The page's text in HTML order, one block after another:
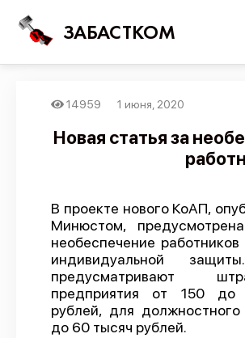
ЗАБАСТКОМ
Поиск
Карта событий
Трудовые конфликты
Отчеты
Предложить
Справочник
14959 1 июня, 2020
Новая статья за
В проекте нового КоАП,
Минюстом,
необеспечение
индивидуальной
предусматривают
предприятия от 150 до
рублей, для
до 60 тысяч рублей.